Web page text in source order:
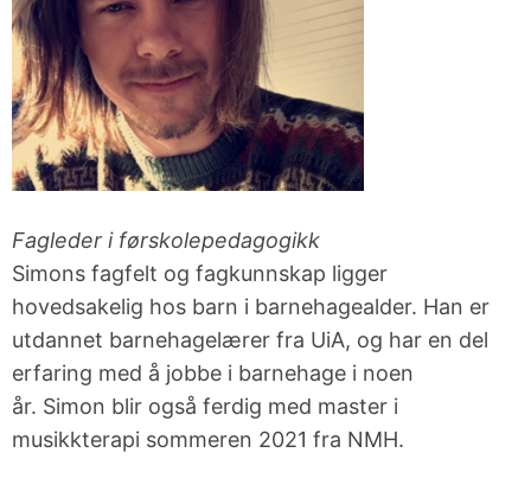
Fagleder i førskolepedagogikk
Simons fagfelt og fagkunnskap ligger
hovedsakelig hos barn i barnehagealder. Han er
utdannet barnehagelærer fra UiA, og har en del
erfaring med å jobbe i barnehage i noen
år. Simon blir også ferdig med master i
musikkterapi sommeren 2021 fra NMH.